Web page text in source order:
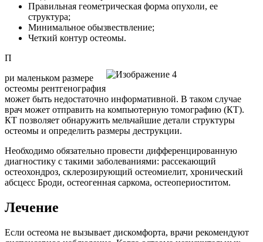
Правильная геометрическая форма опухоли, ее
структура;
Минимальное обызвествление;
Четкий контур остеомы.
П
ри маленьком размере
остеомы рентгенография
может быть недостаточно информативной. В таком случае
врач может отправить на компьютерную томографию (КТ).
КТ позволяет обнаружить мельчайшие детали структуры
остеомы и определить размеры деструкции.
Необходимо обязательно провести дифференцированную
диагностику с такими заболеваниями: рассекающий
остеохондроз, склерозирующий остеомиелит, хронический
абсцесс Броди, остеогенная саркома, остеопериоститом.
Лечение
Если остеома не вызывает дискомфорта, врачи рекомендуют